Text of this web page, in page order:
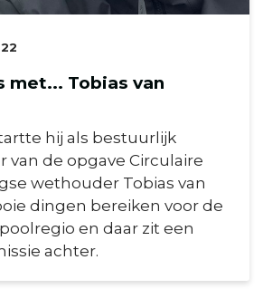
met... Tobias van
hij als bestuurlijk
van de opgave Circulaire
wethouder Tobias van
dingen bereiken voor de
en daar zit een
achter.